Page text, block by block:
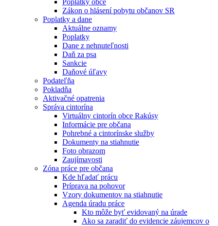
Poplatky obce
Zákon o hlásení pobytu občanov SR
Poplatky a dane
Aktuálne oznamy
Poplatky
Dane z nehnuteľnosti
Daň za psa
Sankcie
Daňové úľavy
Podateľňa
Pokladňa
Aktivačné opatrenia
Správa cintorína
Virtuálny cintorín obce Rakúsy
Informácie pre občana
Pohrebné a cintorínske služby
Dokumenty na stiahnutie
Foto obrazom
Zaujímavosti
Zóna práce pre občana
Kde hľadať prácu
Príprava na pohovor
Vzory dokumentov na stiahnutie
Agenda úradu práce
Kto môže byť evidovaný na úrade
Ako sa zaradiť do evidencie záujemcov o